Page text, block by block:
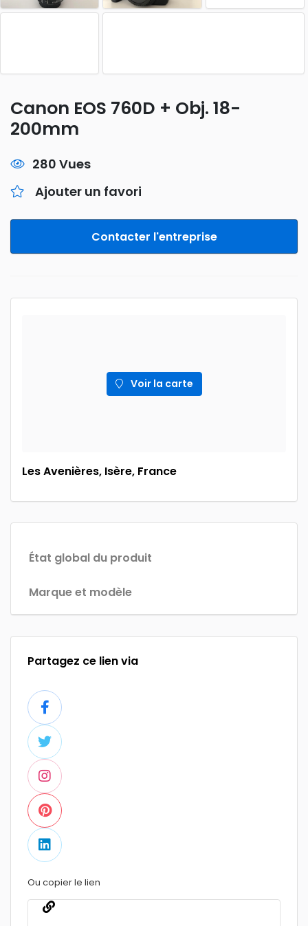
Canon EOS 760D + Obj. 18-
200mm
280 Vues
Ajouter un favori
Contacter l'entreprise
Voir la carte
Les Avenières, Isère, France
État global du produit
Marque et modèle
Partagez ce lien via
Ou copier le lien